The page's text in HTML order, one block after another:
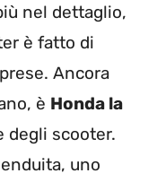
nel dettaglio,
è fatto di
Ancora
è Honda la
degli scooter.
uno